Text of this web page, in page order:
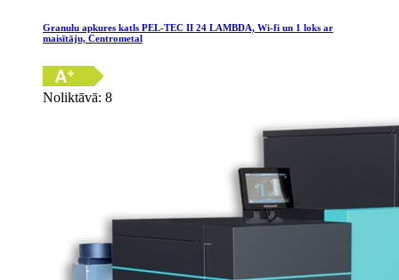
Granulu apkures katls PEL-TEC II 24 LAMBDA, Wi-fi un 1 loks ar
maisītāju, Centrometal
Noliktāvā: 8